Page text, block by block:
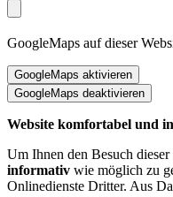
GoogleMaps auf dieser
Website komfortabel und
Um Ihnen den Besuch dieser
informativ wie möglich zu
Onlinedienste Dritter. Aus